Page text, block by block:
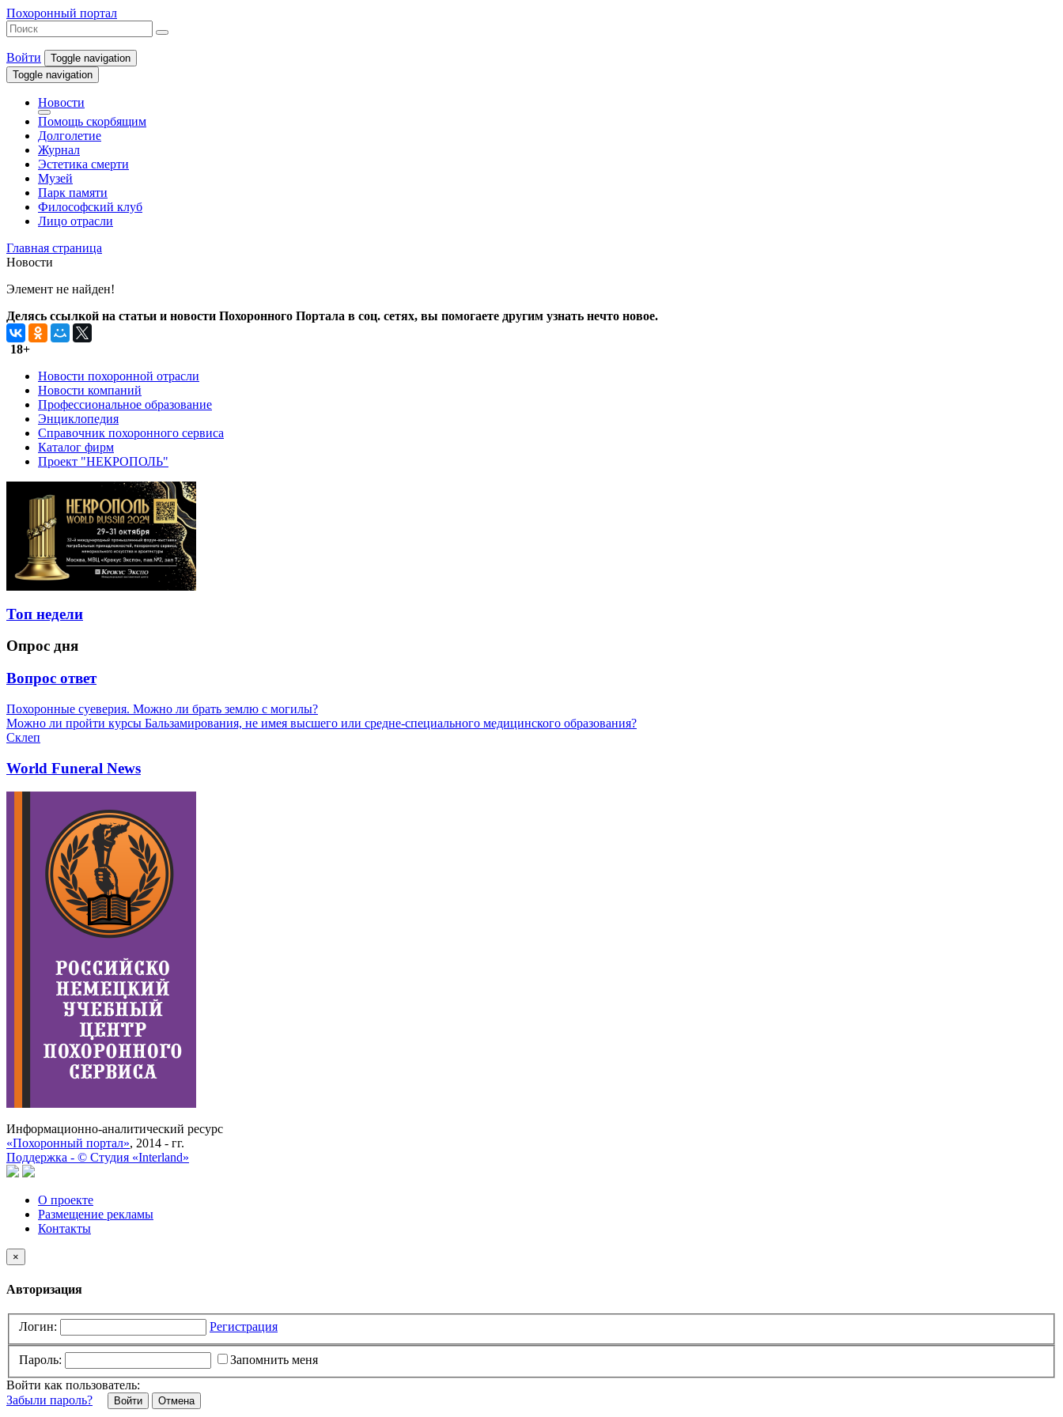
Похоронный портал
Войти
Toggle navigation
Toggle navigation
Новости
Помощь скорбящим
Долголетие
Журнал
Эстетика смерти
Музей
Парк памяти
Философский клуб
Лицо отрасли
Главная страница
Новости
Элемент не найден!
Делясь ссылкой на статьи и новости Похоронного Портала в соц. сетях, вы помогаете другим узнать нечто новое.
18+
Новости похоронной отрасли
Новости компаний
Профессиональное образование
Энциклопедия
Справочник похоронного сервиса
Каталог фирм
Проект "НЕКРОПОЛЬ"
Топ недели
Опрос дня
Вопрос ответ
Похоронные суеверия. Можно ли брать землю с могилы?
Можно ли пройти курсы Бальзамирования, не имея высшего или средне-специального медицинского образования?
Склеп
World Funeral News
Информационно-аналитический ресурс
«Похоронный портал», 2014 - гг.
Поддержка - © Cтудия «Interland»
О проекте
Размещение рекламы
Контакты
×
Авторизация
Логин: Регистрация
Пароль:
Запомнить меня
Войти как пользователь:
Забыли пароль?
Отмена